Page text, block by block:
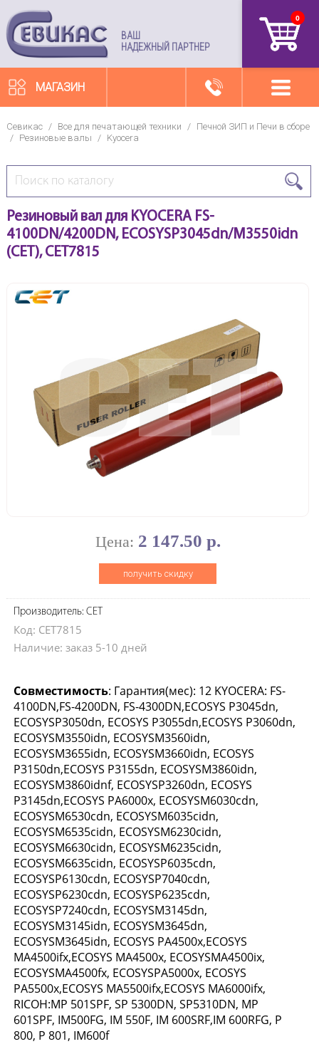
ВАШ
НАДЕЖНЫЙ ПАРТНЕР
0
МАГАЗИН
Севикас / Все для печатающей техники /
Печной ЗИП и Печи в сборе
/
Резиновые валы / Kyocera
Резиновый вал для KYOCERA FS-
4100DN/4200DN, ECOSYSP3045dn/M3550idn
(CET), CET7815
Цена: 2 147.50 р.
получить скидку
Производитель: CET
Код: CET7815
Наличие: заказ 5-10 дней
Совместимость: Гарантия(мес): 12 KYOCERA: FS-
4100DN,FS-4200DN, FS-4300DN,ECOSYS P3045dn,
ECOSYSP3050dn, ECOSYS P3055dn,ECOSYS P3060dn,
ECOSYSM3550idn, ECOSYSM3560idn,
ECOSYSM3655idn, ECOSYSM3660idn, ECOSYS
P3150dn,ECOSYS P3155dn, ECOSYSM3860idn,
ECOSYSM3860idnf, ECOSYSP3260dn, ECOSYS
P3145dn,ECOSYS PA6000x, ECOSYSM6030cdn,
ECOSYSM6530cdn, ECOSYSM6035cidn,
ECOSYSM6535cidn, ECOSYSM6230cidn,
ECOSYSM6630cidn, ECOSYSM6235cidn,
ECOSYSM6635cidn, ECOSYSP6035cdn,
ECOSYSP6130cdn, ECOSYSP7040cdn,
ECOSYSP6230cdn, ECOSYSP6235cdn,
ECOSYSP7240cdn, ECOSYSM3145dn,
ECOSYSM3145idn, ECOSYSM3645dn,
ECOSYSM3645idn, ECOSYS PA4500x,ECOSYS
MA4500ifx,ECOSYS MA4500x, ECOSYSMA4500ix,
ECOSYSMA4500fx, ECOSYSPA5000x, ECOSYS
PA5500x,ECOSYS MA5500ifx,ECOSYS MA6000ifx,
RICOH:MP 501SPF, SP 5300DN, SP5310DN, MP
601SPF, IM500FG, IM 550F, IM 600SRF,IM 600RFG, P
800, P 801, IM600f